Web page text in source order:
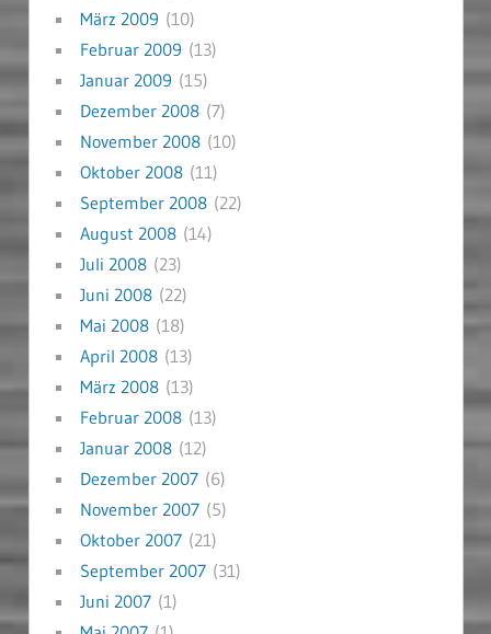
März 2009 (10)
Februar 2009 (13)
Januar 2009 (15)
Dezember 2008(7)
November 2008(10)
Oktober 2008(11)
September 2008(22)
August 2008(14)
Juli 2008(23)
Juni 2008(22)
Mai 2008(18)
April 2008(13)
März 2008(13)
Februar 2008(13)
Januar 2008(12)
Dezember 2007(6)
November 2007(5)
Oktober 2007(21)
September 2007(31)
Juni 2007(1)